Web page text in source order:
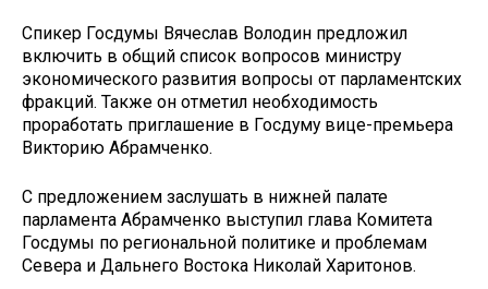
Спикер Госдумы Вячеслав Володин предложил
включить в общий список вопросов министру
экономического развития вопросы от парламентских
фракций. Также он отметил необходимость
проработать приглашение в Госдуму вице-премьера
Викторию Абрамченко.
С предложением заслушать в нижней палате
парламента Абрамченко выступил глава Комитета
Госдумы по региональной политике и проблемам
Севера и Дальнего Востока Николай Харитонов.